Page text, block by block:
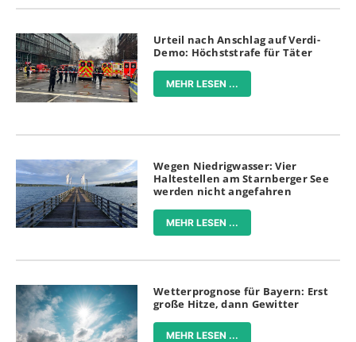
Urteil nach Anschlag auf Verdi-
Demo: Höchststrafe für Täter
MEHR LESEN ...
Wegen Niedrigwasser: Vier
Haltestellen am Starnberger See
werden nicht angefahren
MEHR LESEN ...
Wetterprognose für Bayern: Erst
große Hitze, dann Gewitter
MEHR LESEN ...